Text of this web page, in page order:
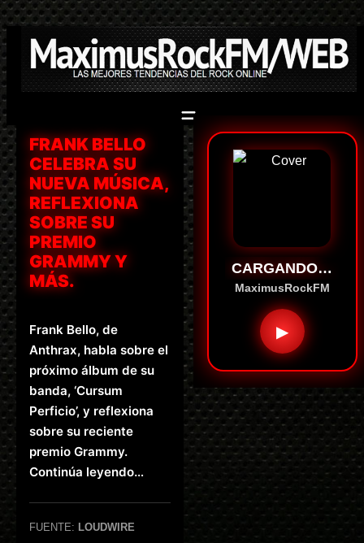
Saltar
contenido
FRANK BELLO
CELEBRA SU
NUEVA MÚSICA,
REFLEXIONA
SOBRE SU
PREMIO
GRAMMY Y
MÁS.
Frank Bello, de
Anthrax, habla sobre el
próximo álbum de su
banda, ‘Cursum
Perficio’, y reflexiona
sobre su reciente
premio Grammy.
Continúa leyendo…
FUENTE: LOUDWIRE
CARGANDO…
MaximusRockFM
▶